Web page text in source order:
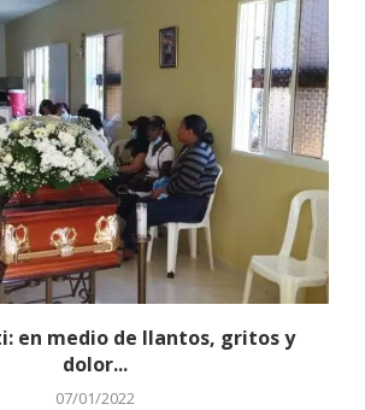
en medio de llantos, gritos y
dolor...
07/01/2022